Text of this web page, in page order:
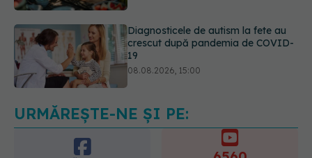
Microplasticele pot traversa bariera
08.08.2026, 18:00
URMĂREȘTE-NE ȘI PE: